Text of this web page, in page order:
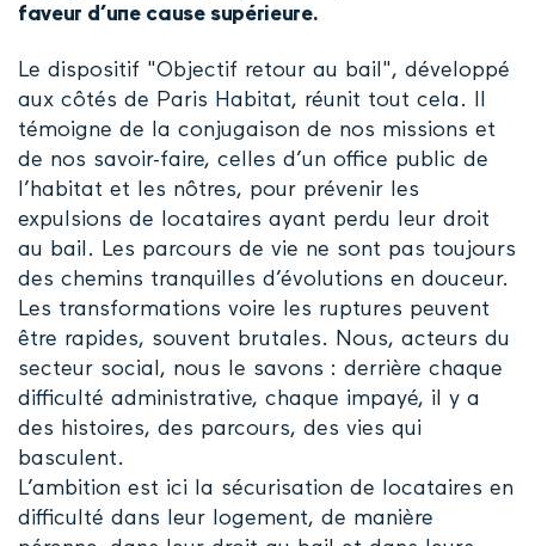
faveur d’une cause supérieure.
Le dispositif "Objectif retour au bail", développé
aux côtés de Paris Habitat, réunit tout cela. Il
témoigne de la conjugaison de nos missions et
de nos savoir-faire, celles d’un office public de
l’habitat et les nôtres, pour prévenir les
expulsions de locataires ayant perdu leur droit
au bail. Les parcours de vie ne sont pas toujours
des chemins tranquilles d’évolutions en douceur.
Les transformations voire les ruptures peuvent
être rapides, souvent brutales. Nous, acteurs du
secteur social, nous le savons : derrière chaque
difficulté administrative, chaque impayé, il y a
des histoires, des parcours, des vies qui
basculent.
L’ambition est ici la sécurisation de locataires en
difficulté dans leur logement, de manière